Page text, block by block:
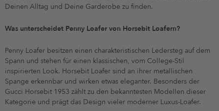
Deinen Alltag und Deine Garderobe zu finden.
Was unterscheidet Penny Loafer von Horsebit Loafern?
Penny Loafer besitzen einen charakteristischen Ledersteg auf dem
Spann und stehen für einen klassischen, vom College-Stil
inspirierten Look. Horsebit Loafer sind an ihrer metallischen
Spange erkennbar und wirken etwas eleganter. Besonders der
Gucci Horsebit 1953 zählt zu den bekanntesten Modellen dieser
Kategorie und prägt das Design vieler moderner Luxus-Loafer.